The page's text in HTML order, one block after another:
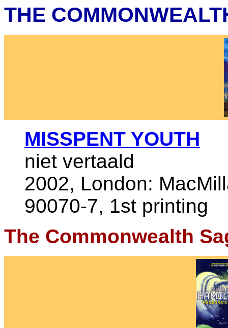
THE
MISSPENT YOUTH
niet vertaald
2002, London:
90070-7, 1st printing
The Commonwealth